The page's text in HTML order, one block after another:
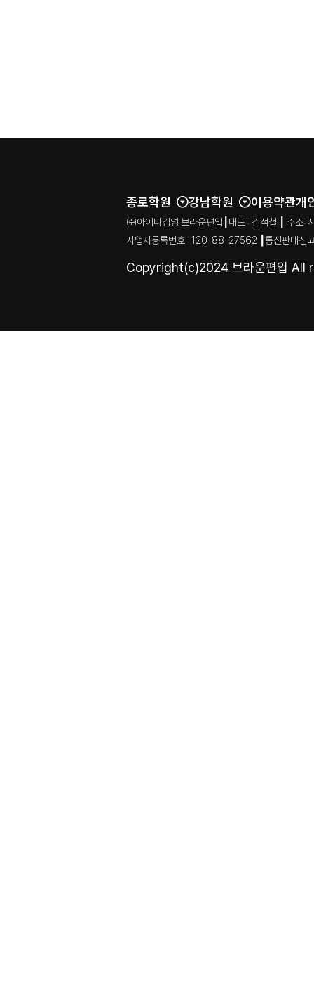
종로학원 강남학원 이용약관개
㈜아이비김영 브라운편입┃대표 : 김석철 ┃ 주
사업자등록번호 : 120-88-27562 ┃통신판매신
Copyright(c)2024 브라운편입